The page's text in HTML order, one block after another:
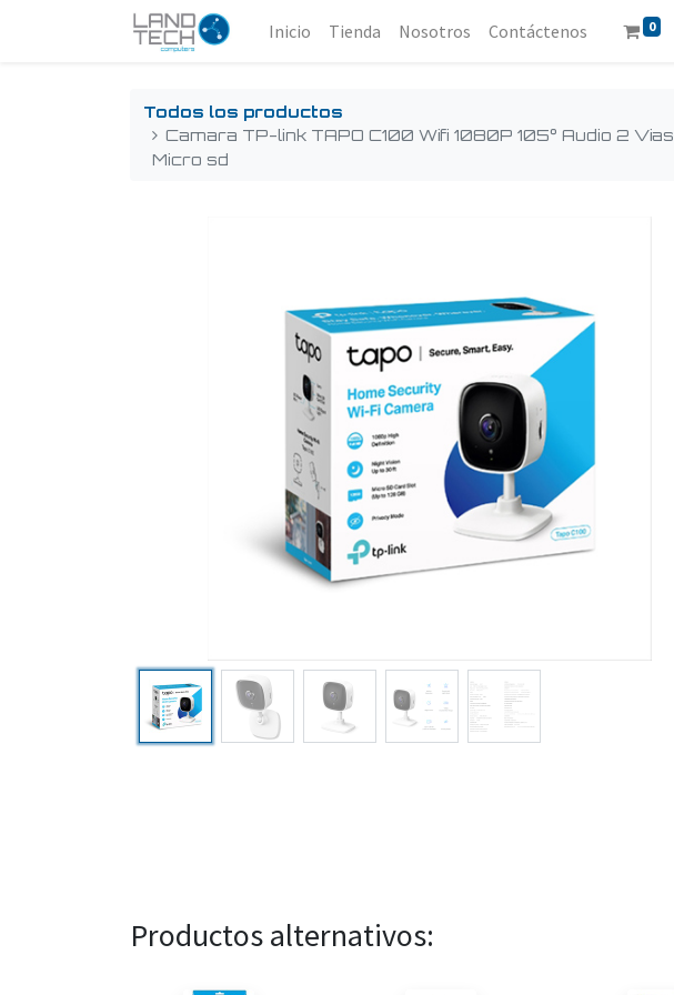
Inicio Tienda Nosotros Contáctenos 0
Todos los productos
Camara TP-link TAPO C100 Wifi 1080P 105° Audio 2 Vias
Micro sd
Productos alternativos: